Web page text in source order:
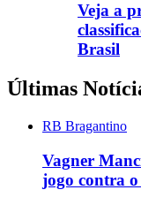
Veja a
Brasil
Últimas
RB Bragantino
Vagner
jogo contra